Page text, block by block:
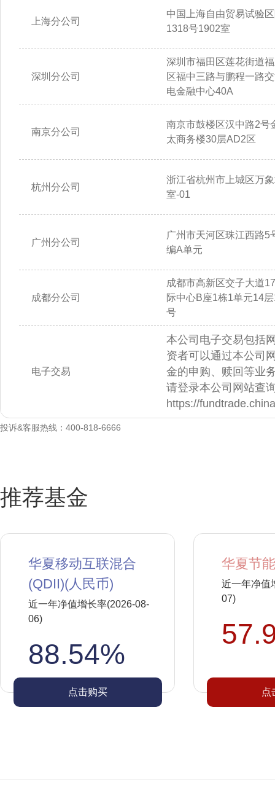
上海分公司
中国上海自由贸易试验
1318号1902室
深圳分公司
深圳市福田区莲花街道
区福中三路与鹏程一路
电金融中心40A
南京分公司
南京市鼓楼区汉中路2号
太商务楼30层AD2区
杭州分公司
浙江省杭州市上城区万
室-01
广州分公司
广州市天河区珠江西路5
编A单元
成都分公司
成都市高新区交子大道
际中心B座1栋1单元14
号
电子交易
本公司电子交易包括
资者可以通过本公司
金的申购、赎回等业
请登录本公司网站查
https://
投诉&客服热线：400-818-6666
推荐基金
华夏移动互联混合
(QDII)(人民币)
近一年净值增长率(2026-08-
06)
88.54%
点击购买
华夏节
近一年净值
07)
点